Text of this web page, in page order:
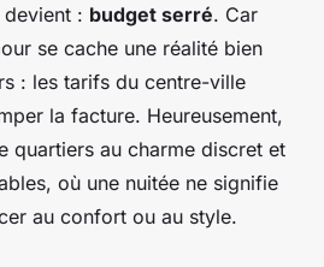
devient : budget serré. Car
se cache une réalité bien
: les tarifs du centre-ville
la facture. Heureusement,
quartiers au charme discret et
où une nuitée ne signifie
au confort ou au style.